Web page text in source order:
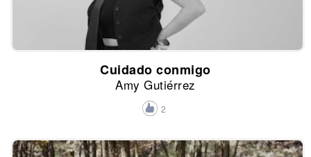
Cuidado conmigo
Amy Gutiérrez
2